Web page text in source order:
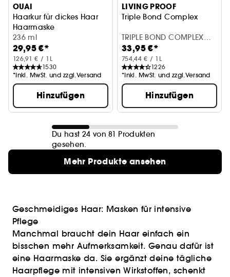
OUAI
Haarkur für dickes Haar
Haarmaske
236 ml
29,95 €*
126,91 € / 1L
1530
*Inkl. MwSt. und zzgl.Versand
Hinzufügen
LIVING PROOF
Triple Bond Complex
TRIPLE BOND COMPLEX
SERUM 45 ml
33,95 €*
754,44 € / 1L
1226
*Inkl. MwSt. und zzgl.Versand
Hinzufügen
Du hast 24 von 81 Produkten
gesehen.
Mehr Produkte ansehen
Geschmeidiges Haar: Masken für intensive
Pflege
Manchmal braucht dein Haar einfach ein
bisschen mehr Aufmerksamkeit. Genau dafür ist
eine Haarmaske da. Sie ergänzt deine tägliche
Haarpflege mit intensiven Wirkstoffen, schenkt